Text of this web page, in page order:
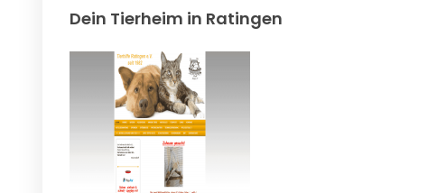
Dein Tierheim in Ratingen